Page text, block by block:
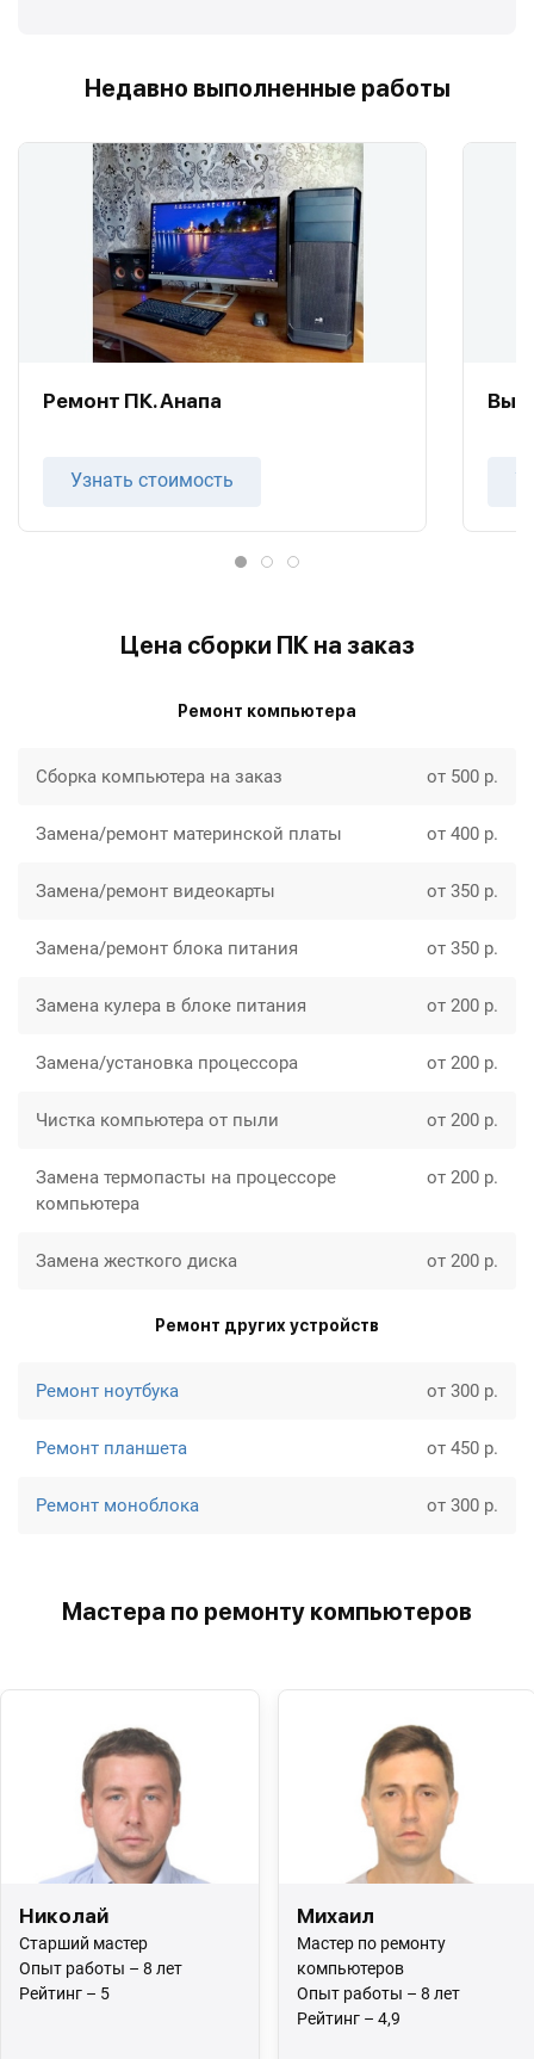
Недавно выполненные работы
Ремонт ПК. Анапа
Узнать стоимость
Цена сборки ПК на заказ
Ремонт компьютера
Сборка компьютера на заказ от 500 р.
Замена/ремонт материнской платы от 400 р.
Замена/ремонт видеокарты от 350 р.
Замена/ремонт блока питания от 350 р.
Замена кулера в блоке питания от 200 р.
Замена/установка процессора от 200 р.
Чистка компьютера от пыли от 200 р.
Замена термопасты на процессоре
компьютера
от 200 р.
Замена жесткого диска от 200 р.
Ремонт других устройств
Ремонт ноутбука от 300 р.
Ремонт планшета от 450 р.
Ремонт моноблока от 300 р.
Мастера по ремонту компьютеров
Николай
Старший мастер
Опыт работы – 8 лет
Рейтинг – 5
Михаил
Мастер по ремонту
компьютеров
Опыт работы – 8 лет
Рейтинг – 4,9